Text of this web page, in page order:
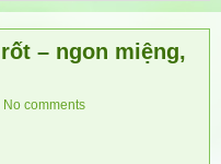
– ngon miệng,
No comments